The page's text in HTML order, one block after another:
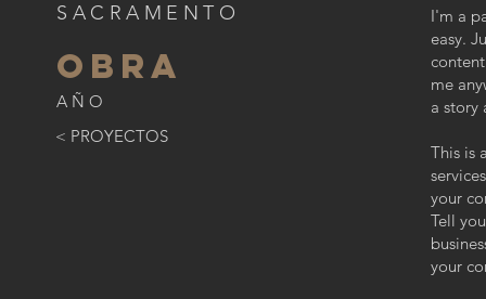
SACRAMENTO
OBRA
AÑO
< PROYECTOS
I'm a
easy.
me
a story
This is
your
Tell
your